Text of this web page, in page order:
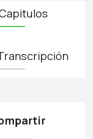
Orihuela a la
pianista e investigador
Foro de las Artes del